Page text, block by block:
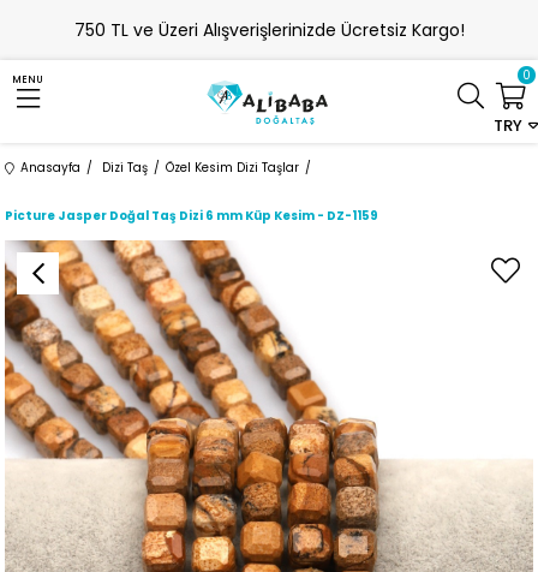
750 TL ve Üzeri Alışverişlerinizde Ücretsiz Kargo!
MENU
TRY
0
Anasayfa Dizi Taş Özel Kesim Dizi Taşlar
Picture Jasper Doğal Taş Dizi 6 mm Küp Kesim - DZ-1159